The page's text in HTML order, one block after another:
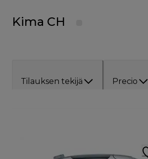
Kima CH
Tilauksen tekijä Precio